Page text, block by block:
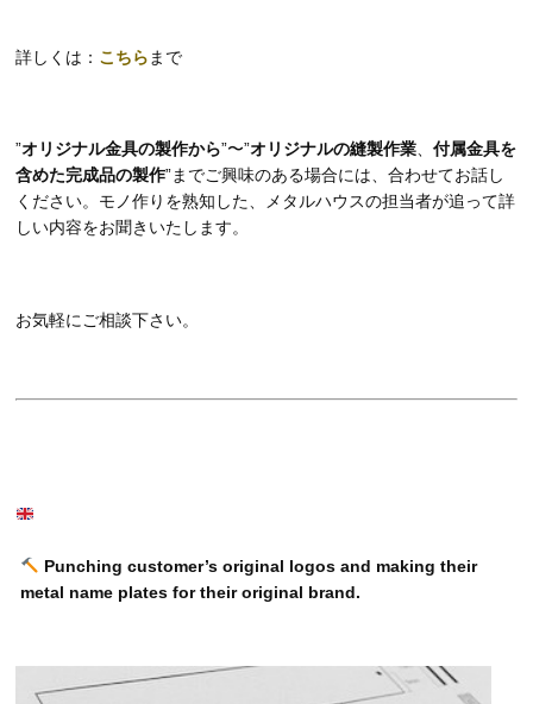
詳しくは： こちら まで
”オリジナル金具の製作から”〜”オリジナルの縫製作業 、付属金具を
含めた完成品の製作”までご興味のある場合には、合わせてお話し
ください。モノ作りを熟知した、メタルハウスの担当者が追って詳
しい内容をお聞きいたします。
お気軽にご相談下さい。
Punching customer’s original logos and making their
metal name plates for their original brand.